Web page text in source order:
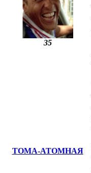
35
ТОМА-АТОМНАЯ